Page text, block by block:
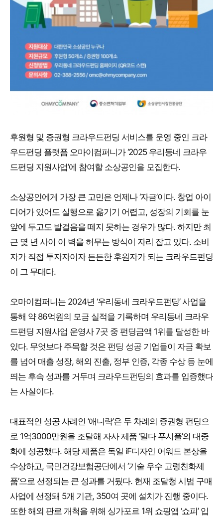
후원형 및 증권형 크라우드펀딩 서비스를 운영 중인 크라
우드펀딩 플랫폼 오마이컴퍼니가 ‘2025 우리동네 크라우
드펀딩 지원사업’에 참여할 소상공인을 모집한다.
소상공인에게 가장 큰 고민은 언제나 ‘자금’이다. 창업 아이
디어가 있어도 실행으로 옮기기 어렵고, 성장의 기회를 눈
앞에 두고도 발걸음을 떼지 못하는 경우가 많다. 하지만 최
근 몇 년 사이 이 벽을 허무는 방식이 자리 잡고 있다. 소비
자가 직접 투자자이자 든든한 후원자가 되는 크라우드펀딩
이 그 무대다.
오마이컴퍼니는 2024년 ‘우리동네 크라우드펀딩’ 사업을
통해 약 86억원의 모금 실적을 기록하며 우리동네 크라우
드펀딩 지원사업 운영사 7곳 중 펀딩금액 1위를 달성한 바
있다. 무엇보다 주목할 것은 펀딩 성공 기업들이 자금 확보
를 넘어 매출 성장, 해외 진출, 정부 인증, 각종 수상 등 눈에
띄는 후속 성과를 거두며 크라우드펀딩의 효과를 입증했다
는 사실이다.
대표적인 성공 사례인 ‘애니락’은 두 차례의 증권형 펀딩으
로 1억3000만원을 조달해 자사 제품 ‘밀다 푸시풀’의 대중
화에 성공했다. 해당 제품은 독일 iF디자인 어워드 본상을
수상하고, 국민건강보험공단에서 ‘기술 우수 고령친화제
품’으로 선정되는 큰 성과를 거뒀다. 현재 조달청 시범 구매
사업에 선정돼 5개 기관, 350여 곳에 설치가 진행 중이다.
또한 해외 판로 개척을 위해 싱가포르 1위 쇼핑앱 ‘쇼피’ 입